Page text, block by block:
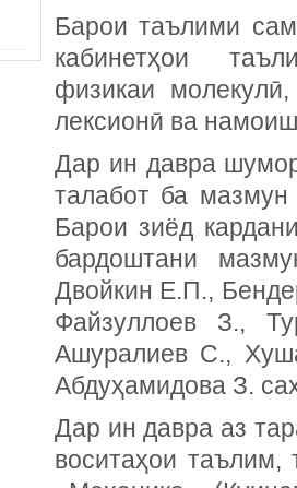
Барои таълими
кабинетҳои
физикаи
лексионӣ ва
Дар ин давра
талабот ба
Барои зиёд
бардоштани
Двойкин Е.П.,
Файзуллоев З.,
Ашуралиев С.,
Абдуҳамидова З.
Дар ин давра аз
воситаҳои